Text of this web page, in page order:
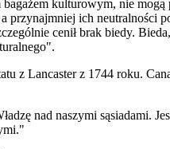
kulturowym, nie mogą
przynajmniej ich neutralności
cenił brak biedy.
go".
z Lancaster z 1744 roku.
nad naszymi sąsiadami.